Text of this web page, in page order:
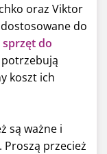
oraz Viktor
dostosowane do
sprzęt do
potrzebują
koszt ich
są ważne i
Proszą przecież